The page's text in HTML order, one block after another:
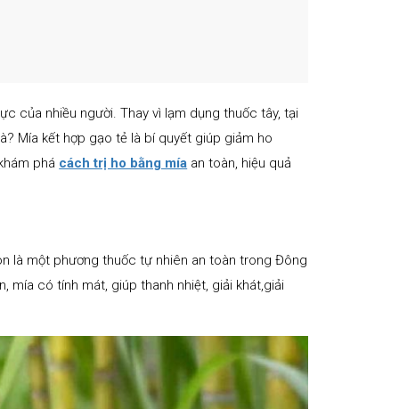
của nhiều người. Thay vì lạm dụng thuốc tây, tại
Mía kết hợp gạo tẻ là bí quyết giúp giảm ho
phá cách trị ho bằng mía an toàn, hiệu quả
là một phương thuốc tự nhiên an toàn trong Đông
mía có tính mát, giúp thanh nhiệt, giải khát,giải